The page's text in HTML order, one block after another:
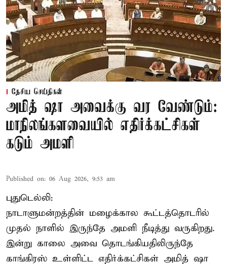
தேசிய செய்திகள்
அமித் ஷா அவைக்கு வர வேண்டும்:
மாநிலங்களவையில் எதிர்க்கட்சிகள்
கடும் அமளி
Published on: 06 Aug 2026, 9:53 am
புதுடெல்லி:
நாடாளுமன்றத்தின் மழைக்கால கூட்டத்தொடரில்
முதல் நாளில் இருந்தே அமளி நீடித்து வருகிறது.
இன்று காலை அவை தொடங்கியதிலிருந்தே
காங்கிரஸ் உள்ளிட்ட எதிர்க்கட்சிகள் அமித் ஷா